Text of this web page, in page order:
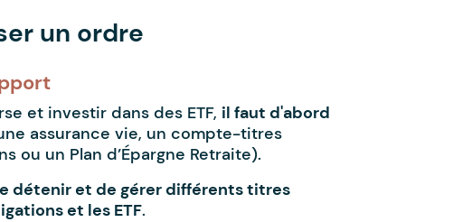
un ordre
et investir dans des ETF, il faut d'abord
assurance vie, un compte-titres
ou un Plan d’Épargne Retraite).
détenir et de gérer différents titres
et les ETF.